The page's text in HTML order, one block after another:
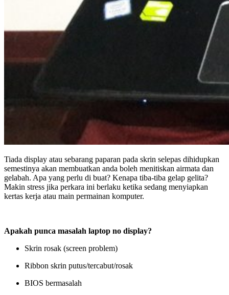
Tiada display atau sebarang paparan pada skrin selepas dihidupkan
semestinya akan membuatkan anda boleh menitiskan airmata dan
gelabah. Apa yang perlu di buat? Kenapa tiba-tiba gelap gelita?
Makin stress jika perkara ini berlaku ketika sedang menyiapkan
kertas kerja atau main permainan komputer.
Apakah punca masalah laptop no display?
Skrin rosak (screen problem)
Ribbon skrin putus/tercabut/rosak
BIOS bermasalah